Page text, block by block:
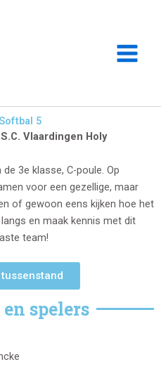
5
Vlaardingen Holy
3e klasse, C-poule. Op
voor een gezellige, maar
of gewoon eens kijken hoe het
en maak kennis met dit
team!
spelers